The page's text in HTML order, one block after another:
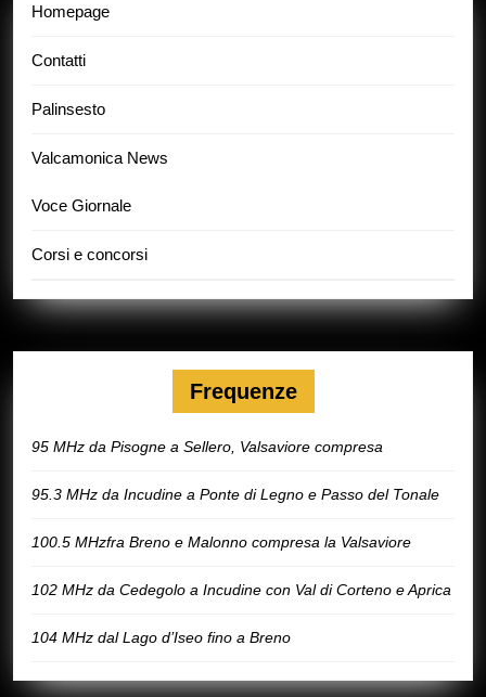
Homepage
Contatti
Palinsesto
Valcamonica News
Voce Giornale
Corsi e concorsi
Frequenze
95 MHz da Pisogne a Sellero, Valsaviore compresa
95.3 MHz da Incudine a Ponte di Legno e Passo del Tonale
100.5 MHzfra Breno e Malonno compresa la Valsaviore
102 MHz da Cedegolo a Incudine con Val di Corteno e Aprica
104 MHz dal Lago d’Iseo fino a Breno